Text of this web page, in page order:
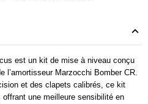
est un kit de mise à niveau conçu
l’amortisseur Marzocchi Bomber CR.
et des clapets calibrés, ce kit
une meilleure sensibilité en